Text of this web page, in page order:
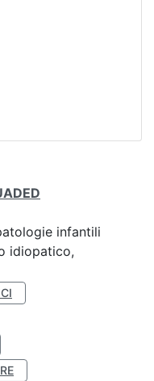
infantili
idiopatico,